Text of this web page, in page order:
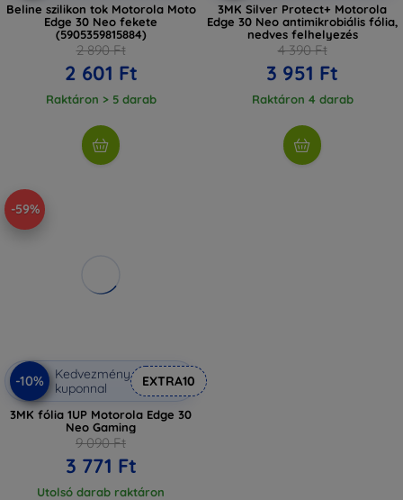
Beline szilikon tok Motorola Moto
Edge 30 Neo fekete
(5905359815884)
2 890 Ft
2 601 Ft
Raktáron > 5 darab
3MK Silver Protect+ Motorola
Edge 30 Neo antimikrobiális fólia,
nedves felhelyezés
4 390 Ft
3 951 Ft
Raktáron 4 darab
-59%
-10%
Kedvezmény
kuponnal
EXTRA10
3MK fólia 1UP Motorola Edge 30
Neo Gaming
9 090 Ft
3 771 Ft
Utolsó darab raktáron